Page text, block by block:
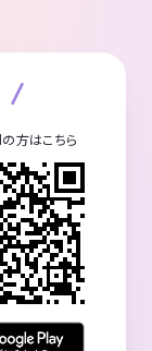
方はこちら